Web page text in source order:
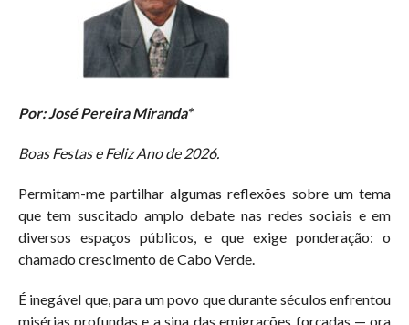
Por: José Pereira Miranda*
Boas Festas e Feliz Ano de 2026.
Permitam-me partilhar algumas reflexões sobre um tema
que tem suscitado amplo debate nas redes sociais e em
diversos espaços públicos, e que exige ponderação: o
chamado crescimento de Cabo Verde.
É inegável que, para um povo que durante séculos enfrentou
misérias profundas e a sina das emigrações forçadas — ora